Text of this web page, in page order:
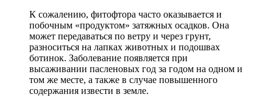
К сожалению, фитофтора часто оказывается и
побочным «продуктом» затяжных осадков. Она
может передаваться по ветру и через грунт,
разноситься на лапках животных и подошвах
ботинок. Заболевание появляется при
высаживании пасленовых год за годом на одном и
том же месте, а также в случае повышенного
содержания извести в земле.